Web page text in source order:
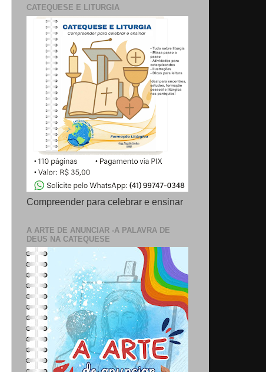
CATEQUESE E LITURGIA
Compreender para celebrar e ensinar
A ARTE DE ANUNCIAR -A PALAVRA DE
DEUS NA CATEQUESE